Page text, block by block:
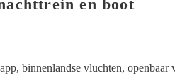
en boot
binnenlandse vluchten, openbaar